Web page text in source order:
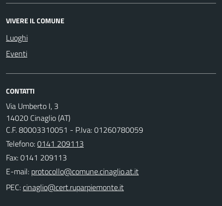
VIVERE IL COMUNE
Luoghi
Eventi
CONTATTI
Via Umberto I, 3
14020 Cinaglio (AT)
C.F. 80003310051 - P.Iva: 01260780059
Telefono:0141 209113
Fax: 0141 209113
E-mail:
PEC: